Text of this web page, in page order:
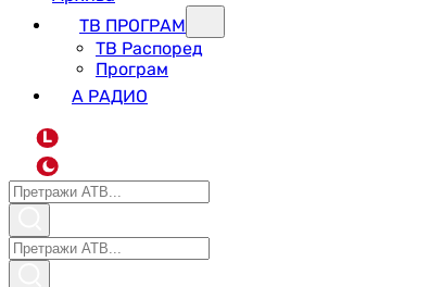
ТВ ПРОГРАМ
ТВ Распоред
Програм
А РАДИО
L